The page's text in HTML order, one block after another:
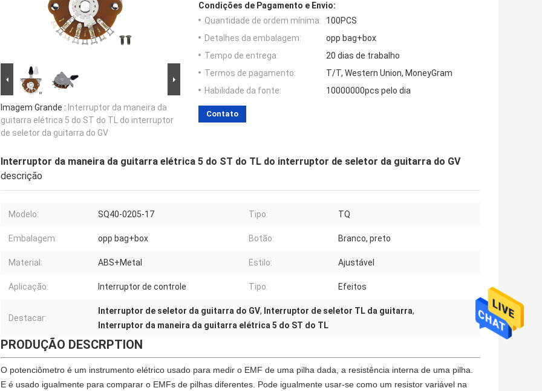
Imagem Grande : Interruptor da maneira da
guitarra elétrica 5 do ST do TL do interruptor
de seletor da guitarra do GV
Condições de Pagamento e Envio:
Quantidade de ordem mínima:
100PCS
Detalhes da embalagem:
opp bag+box
Tempo de entrega:
20 dias de trabalho
Termos de pagamento:
T/T, Western Union, MoneyGram
Habilidade da fonte:
10000000pcs pelo dia
Contato
Interruptor da maneira da guitarra elétrica 5 do ST do TL do interruptor de seletor da guitarra do GV
descrição
Modelo: SQ40-0205-17 Tipo: TQ
Embalagem: opp bag+box Botão: Branco, preto
Material: ABS+Metal Estilo: Ajustável
Aplicação: Interruptor de controle Tipo: Efeitos
Destacar:
Interruptor de seletor da guitarra do GV, Interruptor de seletor TL da guitarra,
Interruptor da maneira da guitarra elétrica 5 do ST do TL
PRODUÇÃO DESCRPTION
O potenciômetro é um instrumento elétrico usado para medir o EMF de uma pilha dada, a resistência interna de uma pilha.
E é usado igualmente para comparar o EMFs de pilhas diferentes. Pode igualmente usar-se como um resistor variável na